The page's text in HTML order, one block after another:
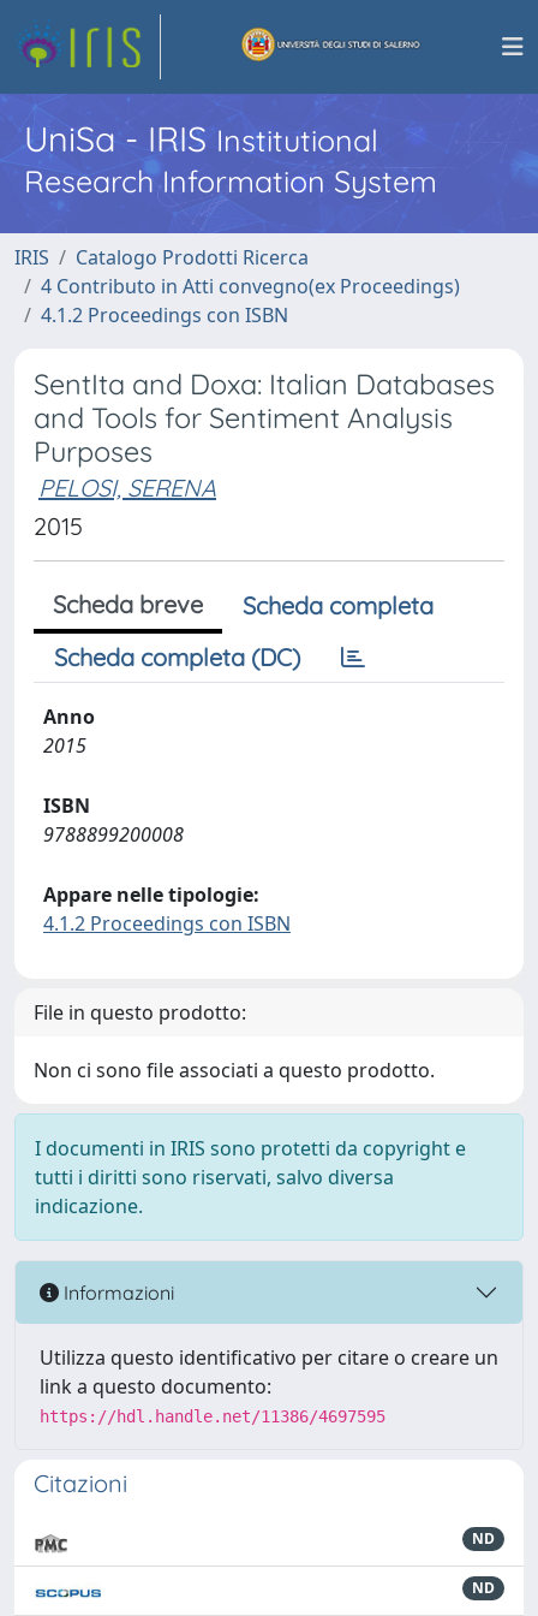
UniSa - IRISInstitutional
Research Information System
IRIS
Catalogo Prodotti Ricerca
4 Contributo in Atti convegno(ex Proceedings)
4.1.2 Proceedings con ISBN
SentIta and Doxa: Italian Databases
and Tools for Sentiment Analysis
Purposes
PELOSI, SERENA
2015
Scheda breve
Scheda completa
Scheda completa (DC)
Anno
2015
ISBN
9788899200008
Appare nelle tipologie:
4.1.2 Proceedings con ISBN
File in questo prodotto:
Non ci sono file associati a questo prodotto.
I documenti in IRIS sono protetti da copyright e
tutti i diritti sono riservati, salvo diversa
indicazione.
Informazioni
Utilizza questo identificativo per citare o creare un
link a questo documento:
https://hdl.handle.net/11386/4697595
Citazioni
ND
ND